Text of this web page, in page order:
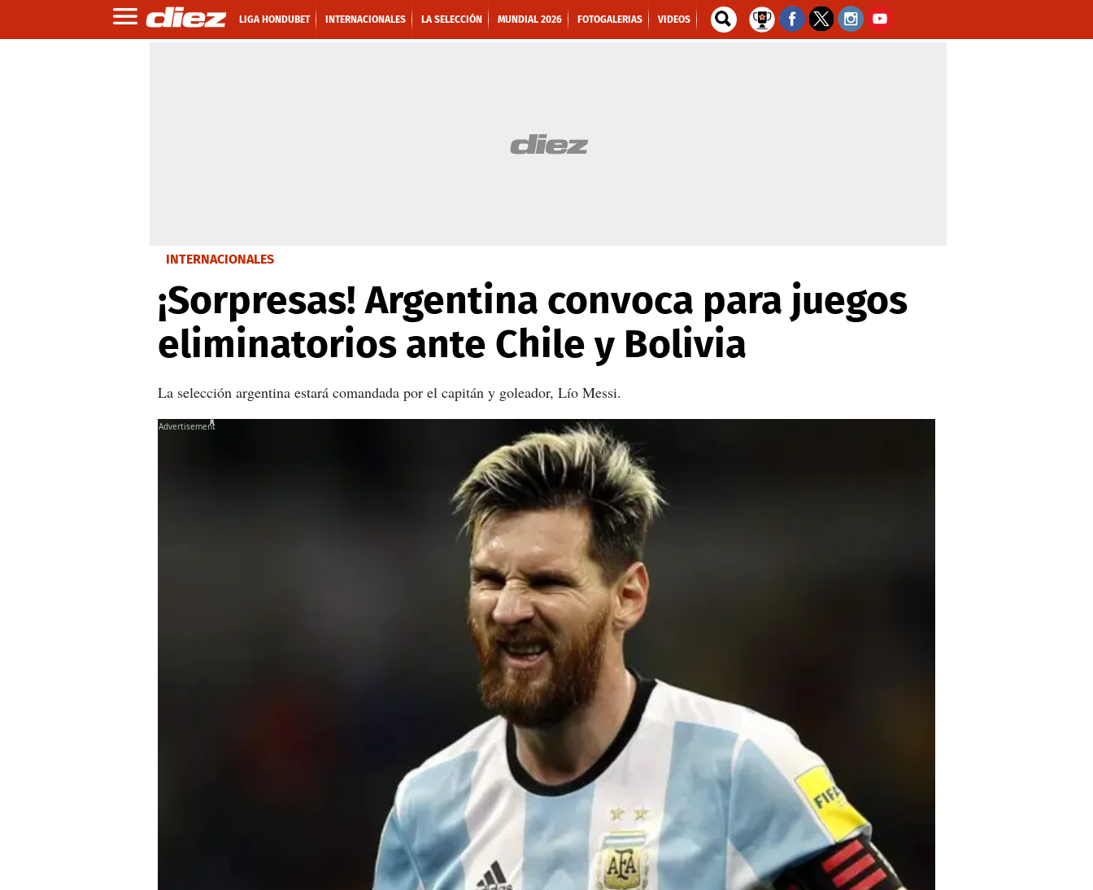
LIGA HONDUBET INTERNACIONALES LA SELECCIÓN MUNDIAL 2026 FOTOGALERIAS VIDEOS
INTERNACIONALES
¡Sorpresas! Argentina convoca para juegos
eliminatorios ante Chile y Bolivia
La selección argentina estará comandada por el capitán y goleador, Lío Messi.
X